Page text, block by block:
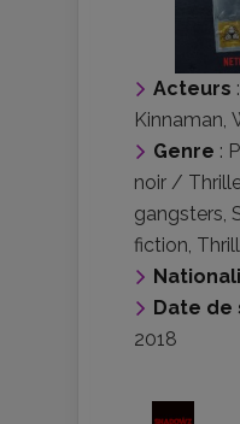
Acteurs :
Kinnaman
Genre :
noir /
gangsters
fiction
Date de
2018